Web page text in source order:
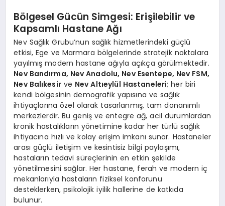
Bölgesel Gücün Simgesi: Erişilebilir ve
Kapsamlı Hastane Ağı
Nev Sağlık Grubu’nun sağlık hizmetlerindeki güçlü
etkisi, Ege ve Marmara bölgelerinde stratejik noktalara
yayılmış modern hastane ağıyla açıkça görülmektedir.
Nev Bandırma, Nev Anadolu, Nev Esentepe, Nev FSM,
Nev Balıkesirve Nev Altıeylül Hastaneleri; her biri
kendi bölgesinin demografik yapısına ve sağlık
ihtiyaçlarına özel olarak tasarlanmış, tam donanımlı
merkezlerdir. Bu geniş ve entegre ağ, acil durumlardan
kronik hastalıkların yönetimine kadar her türlü sağlık
ihtiyacına hızlı ve kolay erişim imkanı sunar. Hastaneler
arası güçlü iletişim ve kesintisiz bilgi paylaşımı,
hastaların tedavi süreçlerinin en etkin şekilde
yönetilmesini sağlar. Her hastane, ferah ve modern iç
mekanlarıyla hastaların fiziksel konforunu
desteklerken, psikolojik iyilik hallerine de katkıda
bulunur.